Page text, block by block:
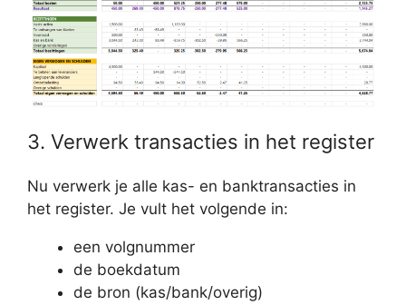
3. Verwerk transacties in het register
Nu verwerk je alle kas- en banktransacties in
het register. Je vult het volgende in:
een volgnummer
de boekdatum
de bron (kas/bank/overig)